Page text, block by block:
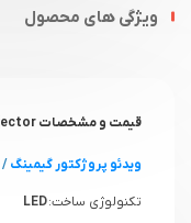
ویژگی های محصول
قیمت و مشخصات NOMVDIC 4K P1000 Projector
ویدئو پروژکتور گیمینگ/
تکنولوژی ساخت:LED